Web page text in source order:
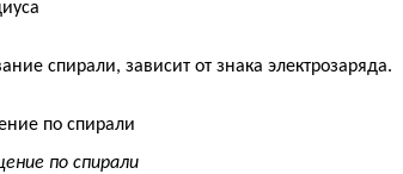
спирали, зависит от знака электрозаряда.
по спирали